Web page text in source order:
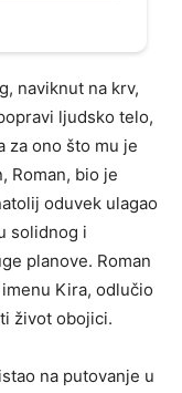
naviknut na krv,
ljudsko telo,
za ono što mu je
Roman, bio je
oduvek ulagao
solidnog i
planove. Roman
Kira, odlučio
život obojici.
na putovanje u